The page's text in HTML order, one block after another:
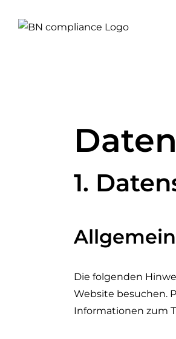
Inhalt
1.
Die folgenden
Website besuchen.
Informationen zum